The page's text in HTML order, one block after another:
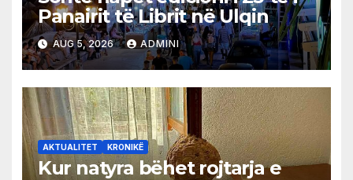
Panairit të Librit në Ulqin
AUG 5, 2026 ADMINI
AKTUALITET KRONIKË
Kur natyra bëhet rojtarja e